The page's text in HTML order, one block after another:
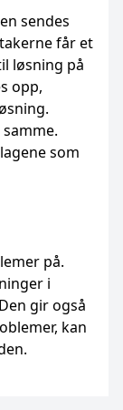
sendes
får et
løsning på
opp,
som
på.
i
gir også
kan